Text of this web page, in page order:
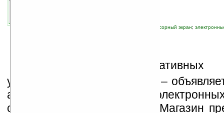
сенсорный экран;
роизводитель портативных
устройств – компания iriver –
авторизованного магазина
сайта компании «ЛитРес». Магазин